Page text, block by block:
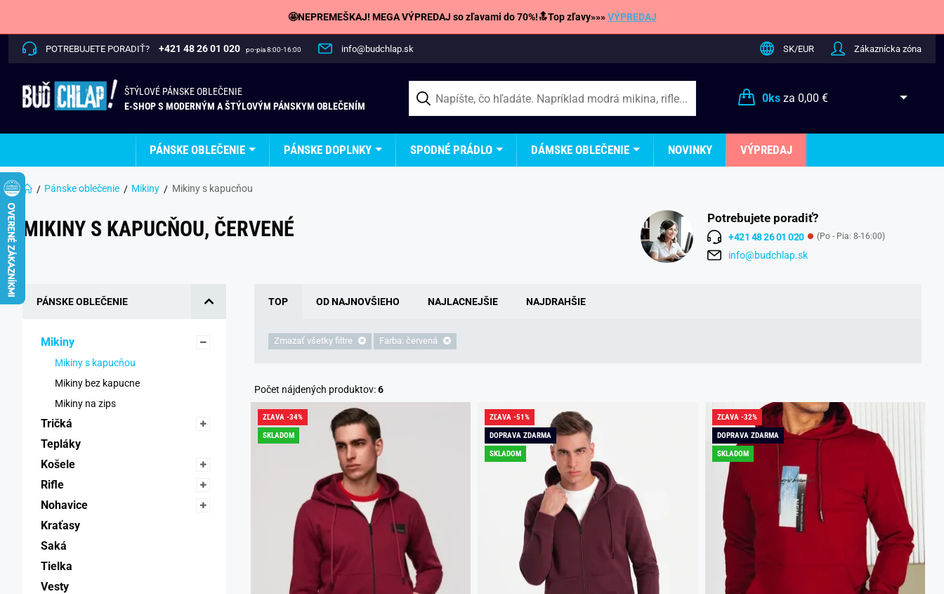
🤩NEPREMEŠKAJ! MEGA VÝPREDAJ so zľavami do 70%!🔝Top zľavy»»»VÝPREDAJ
POTREBUJETE PORADIŤ? +421 48 26 01 020 po-pia 8:00-16:00 info@budchlap.sk SK/EUR Zákaznícka zóna
ŠTÝLOVÉ PÁNSKE OBLEČENIE
E-SHOP S MODERNÝM A ŠTÝLOVÝM PÁNSKYM OBLEČENÍM
0ksza 0,00 €
PÁNSKE OBLEČENIE PÁNSKE DOPLNKY SPODNÉ PRÁDLO DÁMSKE OBLEČENIE NOVINKY VÝPREDAJ
Pánske oblečenie Mikiny Mikiny s kapucňou
MIKINY S KAPUCŇOU, ČERVENÉ Potrebujete poradiť?
+421 48 26 01 020 (Po - Pia: 8-16:00)
info@budchlap.sk
PÁNSKE OBLEČENIE
Mikiny
Mikiny s kapucňou
Mikiny bez kapucne
Mikiny na zips
Tričká
Tepláky
Košele
Rifle
Nohavice
Kraťasy
Saká
Tielka
Vesty
TOP OD NAJNOVŠIEHO NAJLACNEJŠIE NAJDRAHŠIE
Zmazať všetky filtre Farba: červená
Počet nájdených produktov:6
ZĽAVA -34%
SKLADOM
ZĽAVA -51%
DOPRAVA ZDARMA
SKLADOM
ZĽAVA -32%
DOPRAVA ZDARMA
SKLADOM